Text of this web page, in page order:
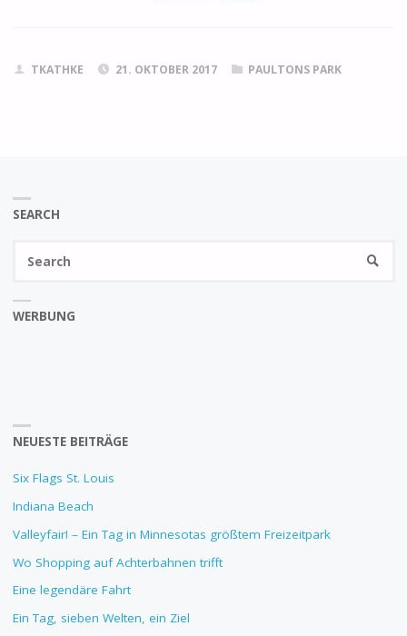
TKATHKE 21. OKTOBER 2017 PAULTONS PARK
SEARCH
WERBUNG
NEUESTE BEITRÄGE
Six Flags St. Louis
Indiana Beach
Valleyfair! – Ein Tag in Minnesotas größtem Freizeitpark
Wo Shopping auf Achterbahnen trifft
Eine legendäre Fahrt
Ein Tag, sieben Welten, ein Ziel